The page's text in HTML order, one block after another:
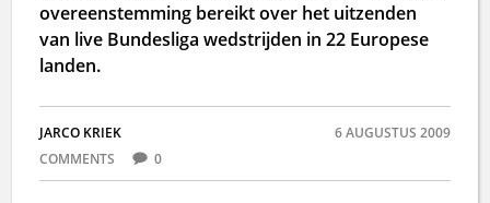
overeenstemming bereikt over het uitzenden
van live Bundesliga wedstrijden in 22 Europese
landen.
JARCO KRIEK
6 AUGUSTUS 2009
COMMENTS
0